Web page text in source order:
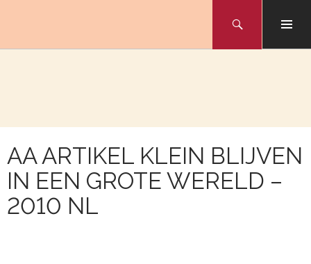
AA ARTIKEL KLEIN BLIJVEN
IN EEN GROTE WERELD –
2010 NL